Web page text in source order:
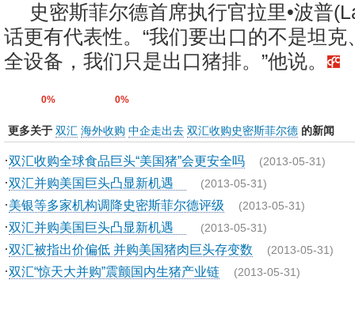
史密斯菲尔德首席执行官拉里•波普
话更有代表性。“我们要出口的不是坦
全设备，我们只是出口猪排。”他说。
0% 0%
更多关于 双汇 海外收购 中企走出去 双汇收购史密斯菲尔德 的新闻
·双汇收购全球食品巨头“美国猪”会更安全吗 (2013-05-31)
·双汇并购美国巨头凸显新机遇 (2013-05-31)
·美银等多家机构调降史密斯菲尔德评级 (2013-05-31)
·双汇并购美国巨头凸显新机遇 (2013-05-31)
·双汇被指出价偏低 并购美国猪肉巨头存变数 (2013-05-31)
·双汇“惊天大并购”震颤国内生猪产业链 (2013-05-31)